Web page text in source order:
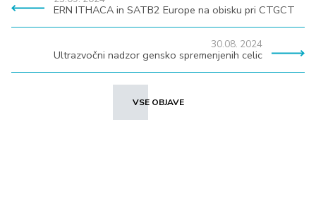
ERN ITHACA in SATB2 Europe na obisku pri CTGCT
30.08. 2024
Ultrazvočni nadzor gensko spremenjenih celic
VSE OBJAVE